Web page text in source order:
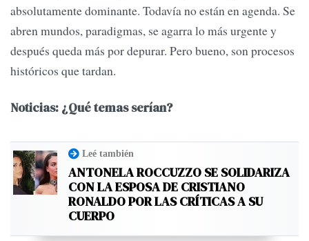
absolutamente dominante. Todavía no están en agenda. Se
abren mundos, paradigmas, se agarra lo más urgente y
después queda más por depurar. Pero bueno, son procesos
históricos que tardan.
Noticias: ¿Qué temas serían?
Leé también
ANTONELA ROCCUZZO SE SOLIDARIZA
CON LA ESPOSA DE CRISTIANO
RONALDO POR LAS CRÍTICAS A SU
CUERPO